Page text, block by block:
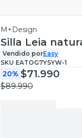
M+Design
Silla Leia
Vendido porEasy
SKU EATOG7YSYW-1
20% $71.990
$89.990